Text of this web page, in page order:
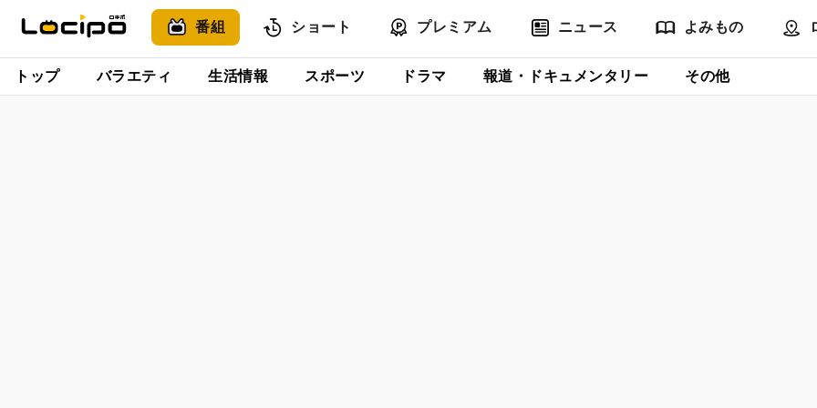
番組 ショート プレミアム ニュース よみもの
トップ バラエティ 生活情報 スポーツ ドラマ 報道・ドキュメンタリー その他